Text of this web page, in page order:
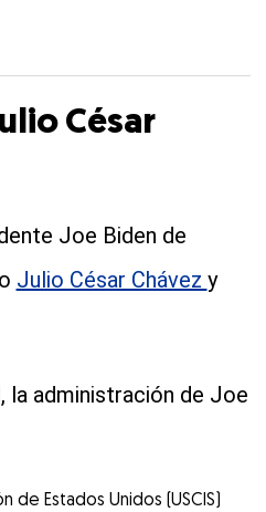
César
Joe Biden de
Julio César Chávez y
la administración de Joe
de Estados Unidos (USCIS)